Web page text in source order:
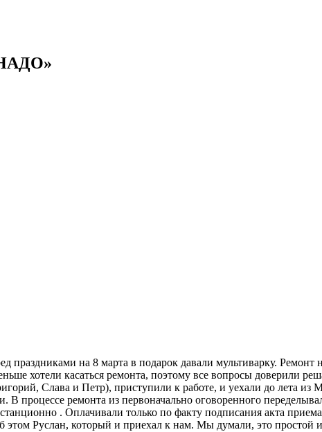
на 8 марта в подарок давали мультиварку. Ремонт
хотели касаться ремонта, поэтому все вопросы доверили
Слава и Петр), приступили к работе, и уехали до лета
процессе ремонта из первоначально оговоренного
. Оплачивали только по факту подписания акта
Руслан, который и приехал к нам. Мы думали, это простой